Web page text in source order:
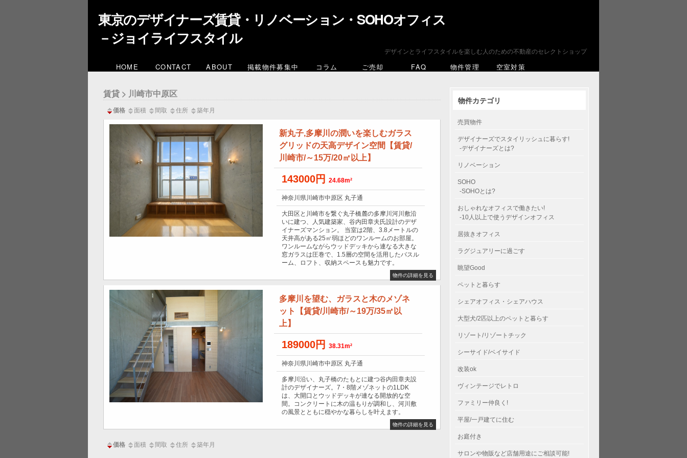
東京のデザイナーズ賃貸・リノベーション・SOHOオフィス
－ジョイライフスタイル
デザインとライフスタイルを楽しむ人のための不動産のセレクトショップ
HOME CONTACT ABOUT 掲載物件募集中 コラム ご売却 FAQ 物件管理 空室対策
賃貸 > 川崎市中原区
価格 面積 間取 住所 築年月
新丸子,多摩川の潤いを楽しむガラス
グリッドの天高デザイン空間【賃貸/
川崎市/～15万/20㎡以上】
143000円 24.68m²
神奈川県川崎市中原区 丸子通
大田区と川崎市を繋ぐ丸子橋麓の多摩川河川敷沿
いに建つ、人気建築家、谷内田章夫氏設計のデザ
イナーズマンション。 当室は2階、3.8メートルの
天井高がある25㎡弱ほどのワンルームのお部屋。
ワンルームながらウッドデッキから連なる大きな
窓ガラスは圧巻で、1.5層の空間を活用したバスル
ーム、ロフト、収納スペースも魅力です。
物件の詳細を見る
多摩川を望む、ガラスと木のメゾネ
ット【賃貸/川崎市/～19万/35㎡以
上】
189000円 38.31m²
神奈川県川崎市中原区 丸子通
多摩川沿い、丸子橋のたもとに建つ谷内田章夫設
計のデザイナーズ。7・8階メゾネットの1LDK
は、大開口とウッドデッキが連なる開放的な空
間。コンクリートに木の温もりが調和し、河川敷
の風景とともに穏やかな暮らしを叶えます。
物件の詳細を見る
価格 面積 間取 住所 築年月
物件カテゴリ
売買物件
デザイナーズでスタイリッシュに暮らす!
-デザイナーズとは?
リノベーション
SOHO
-SOHOとは?
おしゃれなオフィスで働きたい!
-10人以上で使うデザインオフィス
居抜きオフィス
ラグジュアリーに過ごす
眺望Good
ペットと暮らす
シェアオフィス・シェアハウス
大型犬/2匹以上のペットと暮らす
リゾート/リゾートチック
シーサイド/ベイサイド
改装ok
ヴィンテージでレトロ
ファミリー仲良く!
平屋/一戸建てに住む
お庭付き
サロンや物販など店舗用途にご相談可能!